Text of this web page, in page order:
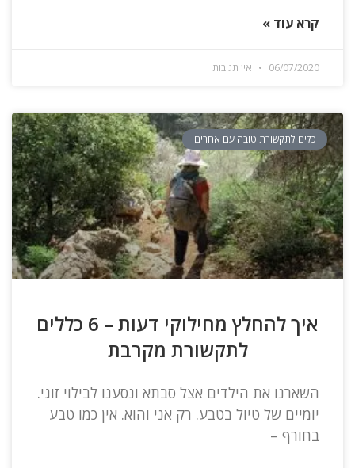
קרא עוד »
06/07/2020 אין תגובות
כלים לתקשורת טובה עם אחרים
איך להחלץ מחילוקי דעות – 6 כללים
לתקשורת מקרבת
השארנו את הילדים אצל סבתא ונסענו לבילוי זוגי.
יומיים של טיול בטבע. רק אני והוא. אין כמו טבע
בחורף –